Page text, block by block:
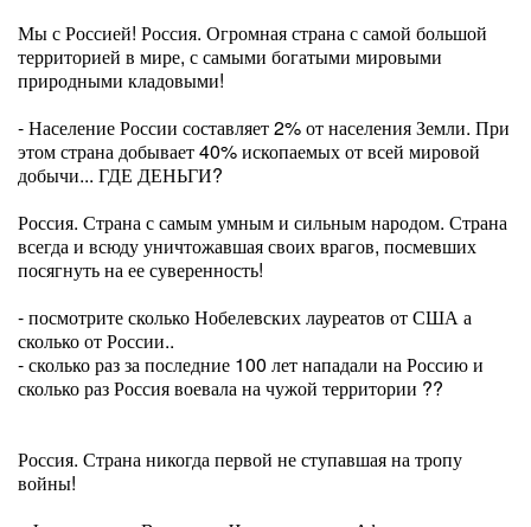
Мы с Россией! Россия. Огромная страна с самой большой
территорией в мире, с самыми богатыми мировыми
природными кладовыми!
- Население России составляет 2% от населения Земли. При
этом страна добывает 40% ископаемых от всей мировой
добычи... ГДЕ ДЕНЬГИ?
Россия. Страна с самым умным и сильным народом. Страна
всегда и всюду уничтожавшая своих врагов, посмевших
посягнуть на ее суверенность!
- посмотрите сколько Нобелевских лауреатов от США а
сколько от России..
- сколько раз за последние 100 лет нападали на Россию и
сколько раз Россия воевала на чужой территории ??
Россия. Страна никогда первой не ступавшая на тропу
войны!